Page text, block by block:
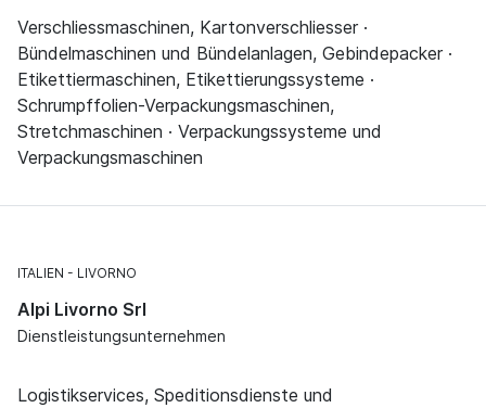
Verschliessmaschinen, Kartonverschliesser ·
Bündelmaschinen und Bündelanlagen, Gebindepacker ·
Etikettiermaschinen, Etikettierungssysteme ·
Schrumpffolien-Verpackungsmaschinen,
Stretchmaschinen · Verpackungssysteme und
Verpackungsmaschinen
ITALIEN LIVORNO
Alpi Livorno Srl
Dienstleistungsunternehmen
Logistikservices, Speditionsdienste und